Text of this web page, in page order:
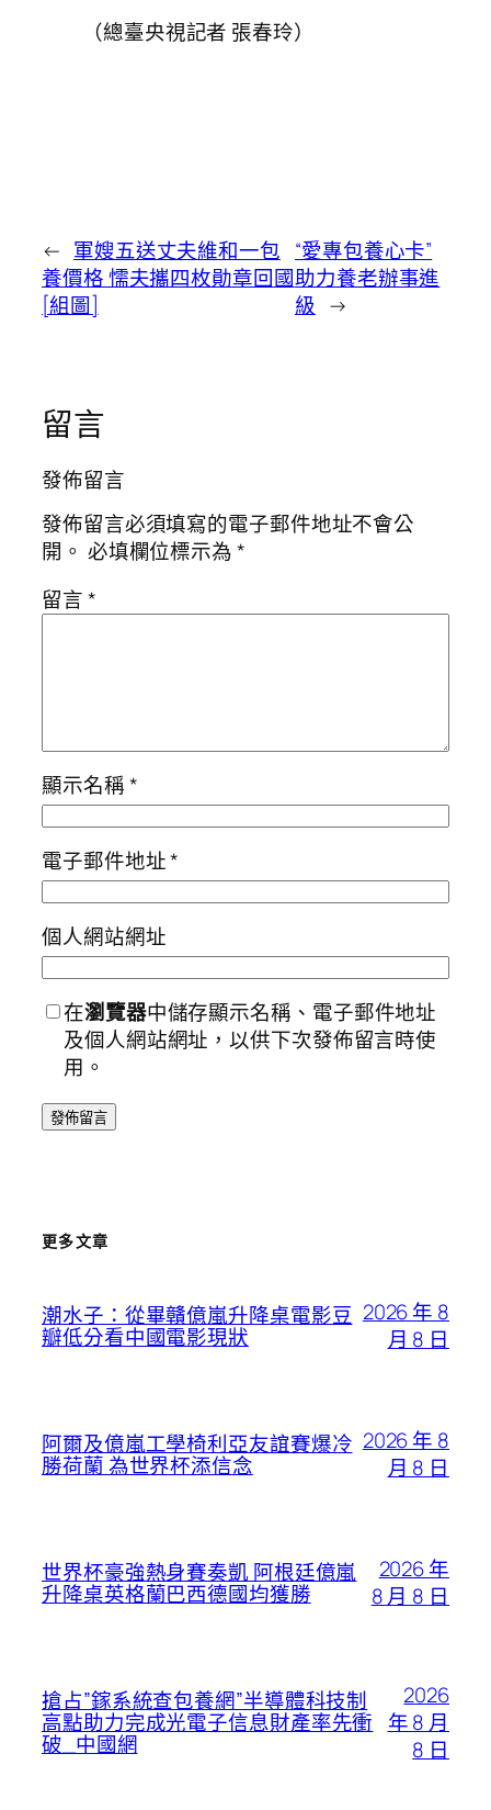
（總臺央視記者 張春玲）
← 軍嫂五送丈夫維和一包
養價格 懦夫攜四枚勛章回國
[組圖]
“愛專包養心卡”
助力養老辦事進
級 →
留言
發佈留言
發佈留言必須填寫的電子郵件地址不會公
開。 必填欄位標示為*
留言*
顯示名稱*
電子郵件地址*
個人網站網址
在瀏覽器中儲存顯示名稱、電子郵件地址
及個人網站網址，以供下次發佈留言時使
用。
更多文章
潮水子：從畢贛億嵐升降桌電影豆
瓣低分看中國電影現狀
2026 年 8
月 8 日
阿爾及億嵐工學椅利亞友誼賽爆冷
勝荷蘭 為世界杯添信念
2026 年 8
月 8 日
世界杯豪強熱身賽奏凱 阿根廷億嵐
升降桌英格蘭巴西德國均獲勝
2026 年
8 月 8 日
搶占”鎵系統查包養網”半導體科技制
高點助力完成光電子信息財產率先衝
破_中國網
2026
年 8 月
8 日